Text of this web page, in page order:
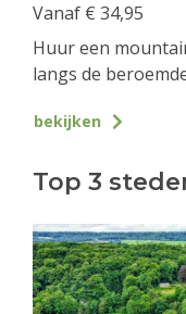
Vanaf € 34,95
Huur een
langs de
bekijken
Top 3